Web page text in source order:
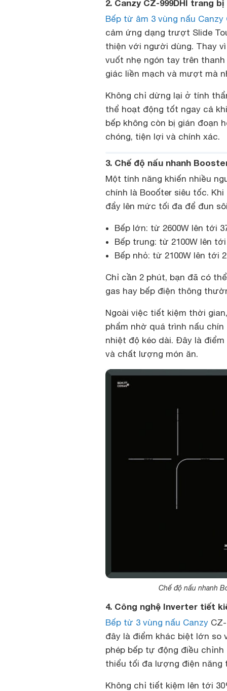
2. Canzy CZ-999DHI trang
Bếp từ âm 3 vùng nấu Canzy
cảm ứng dạng trượt Slide
thiện với người dùng. Thay
vuốt nhẹ ngón tay trên
giác liền mạch và mượt mà
Không chỉ dừng lại ở tính
thể hoạt động tốt ngay cả
bếp không còn bị gián đoạn
chóng, tiện lợi và chính xác.
3. Chế độ nấu nhanh
Một tính năng khiến nhiều
chính là Booốter siêu tốc.
đẩy lên mức tối đa để đun
Bếp lớn: từ 2600W lên tới
Bếp trung: từ 2100W lên tới
Bếp nhỏ: từ 2100W lên tới
Chỉ cần 2 phút, bạn đã có
gas hay bếp điện thông
Ngoài việc tiết kiệm thời
phẩm nhờ quá trình nấu
nhiệt độ kéo dài. Đây là
và chất lượng món ăn.
Chế độ nấu nhanh
4. Công nghệ Inverter tiết
Bếp từ 3 vùng nấu Canzy
đây là điểm khác biệt lớn so
phép bếp tự động điều
thiểu tối đa lượng điện năng
Không chỉ tiết kiệm lên tới